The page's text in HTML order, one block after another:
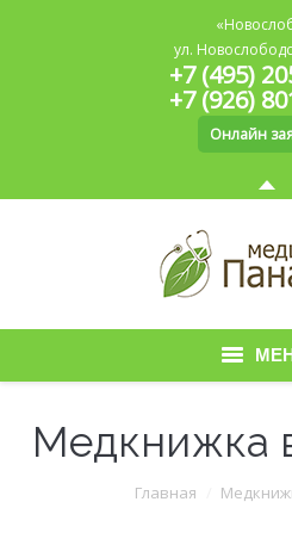
ул.
+7 (495)
+7 (926)
Онлайн
Медкнижка
Главная